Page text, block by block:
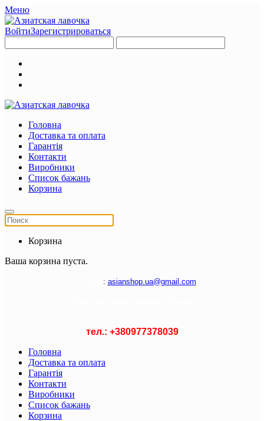
Меню
ВойтиЗарегистрироваться
Головна
Доставка та оплата
Гарантія
Контакти
Виробники
Список бажань
Корзина
Корзина
Ваша корзина пуста.
: asianshop.ua@gmail.com
тел.: +380977378039
Головна
Доставка та оплата
Гарантія
Контакти
Виробники
Список бажань
Корзина